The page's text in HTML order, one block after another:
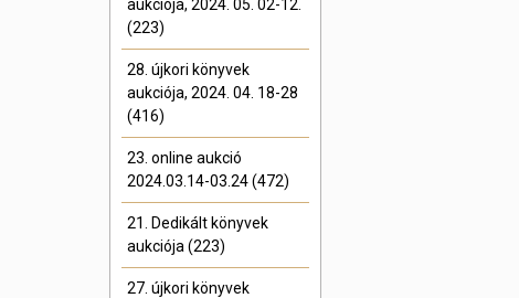
aukciója, 2024. 05. 02-12.
(223)
28. újkori könyvek
aukciója, 2024. 04. 18-28
(416)
23. online aukció
2024.03.14-03.24 (472)
21. Dedikált könyvek
aukciója (223)
27. újkori könyvek